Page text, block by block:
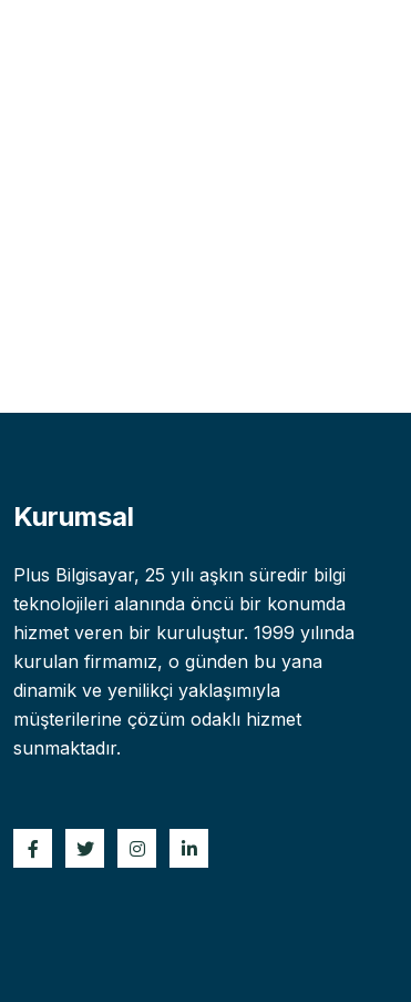
Kurumsal
Plus Bilgisayar, 25 yılı aşkın süredir bilgi
teknolojileri alanında öncü bir konumda
hizmet veren bir kuruluştur. 1999 yılında
kurulan firmamız, o günden bu yana
dinamik ve yenilikçi yaklaşımıyla
müşterilerine çözüm odaklı hizmet
sunmaktadır.